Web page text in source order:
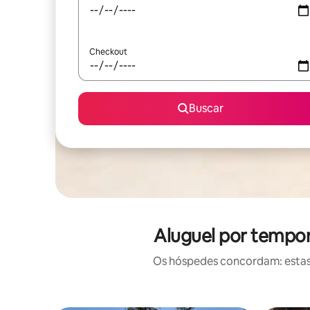
Checkout
Buscar
Aluguel por
Os hóspedes concordam: